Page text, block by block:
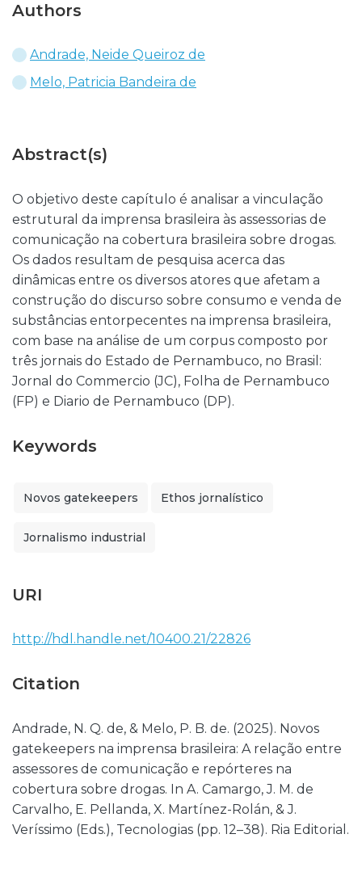
Authors
Andrade, Neide Queiroz de
Melo, Patricia Bandeira de
Abstract(s)
O objetivo deste capítulo é analisar a vinculação
estrutural da imprensa brasileira às assessorias de
comunicação na cobertura brasileira sobre drogas.
Os dados resultam de pesquisa acerca das
dinâmicas entre os diversos atores que afetam a
construção do discurso sobre consumo e venda de
substâncias entorpecentes na imprensa brasileira,
com base na análise de um corpus composto por
três jornais do Estado de Pernambuco, no Brasil:
Jornal do Commercio (JC), Folha de Pernambuco
(FP) e Diario de Pernambuco (DP).
Keywords
Novos gatekeepers Ethos jornalístico
Jornalismo industrial
URI
http://hdl.handle.net/10400.21/22826
Citation
Andrade, N. Q. de, & Melo, P. B. de. (2025). Novos
gatekeepers na imprensa brasileira: A relação entre
assessores de comunicação e repórteres na
cobertura sobre drogas. In A. Camargo, J. M. de
Carvalho, E. Pellanda, X. Martínez-Rolán, & J.
Veríssimo (Eds.), Tecnologias (pp. 12–38). Ria Editorial.